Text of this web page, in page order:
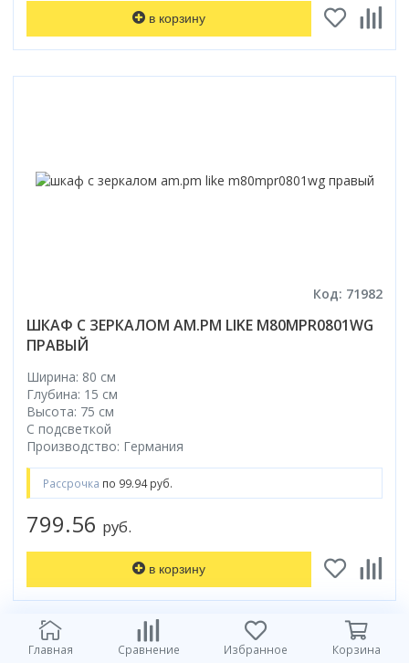
в корзину
Код: 71982
ШКАФ С ЗЕРКАЛОМ AM.PM LIKE M80MPR0801WG
ПРАВЫЙ
Ширина: 80 см
Глубина: 15 см
Высота: 75 см
С подсветкой
Производство: Германия
Рассрочка по 99.94 руб.
799.56 руб.
в корзину
-3%Главная Сравнение Избранное Корзина